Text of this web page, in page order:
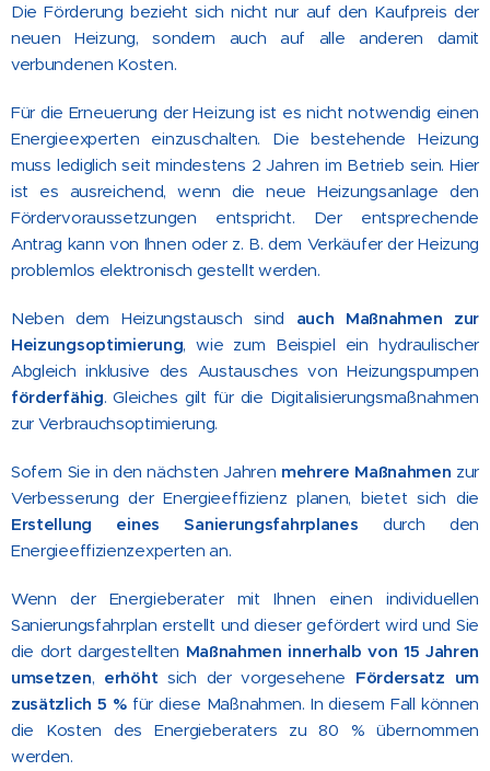
Die Förderung bezieht sich nicht nur auf den Kaufpreis der
neuen Heizung, sondern auch auf alle anderen damit
verbundenen Kosten.
Für die Erneuerung der Heizung ist es nicht notwendig einen
Energieexperten einzuschalten. Die bestehende Heizung
muss lediglich seit mindestens 2 Jahren im Betrieb sein. Hier
ist es ausreichend, wenn die neue Heizungsanlage den
Fördervoraussetzungen entspricht. Der entsprechende
Antrag kann von Ihnen oder z. B. dem Verkäufer der Heizung
problemlos elektronisch gestellt werden.
Neben dem Heizungstausch sind auch Maßnahmen zur
Heizungsoptimierung, wie zum Beispiel ein hydraulischer
Abgleich inklusive des Austausches von Heizungspumpen
förderfähig. Gleiches gilt für die Digitalisierungsmaßnahmen
zur Verbrauchsoptimierung.
Sofern Sie in den nächsten Jahren mehrere Maßnahmen zur
Verbesserung der Energieeffizienz planen, bietet sich die
Erstellung eines Sanierungsfahrplanes durch den
Energieeffizienzexperten an.
Wenn der Energieberater mit Ihnen einen individuellen
Sanierungsfahrplan erstellt und dieser gefördert wird und Sie
die dort dargestellten Maßnahmen innerhalb von 15 Jahren
umsetzen, erhöhtsich der vorgesehene Fördersatz um
zusätzlich 5 %für diese Maßnahmen. In diesem Fall können
die Kosten des Energieberaters zu 80 % übernommen
werden.